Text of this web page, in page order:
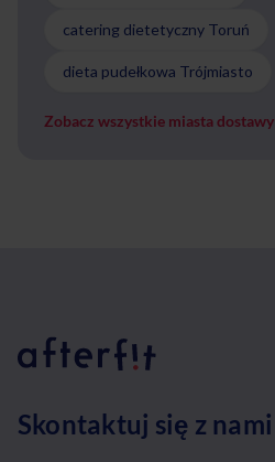
catering dietetyczny Toruń
dieta pudełkowa Trójmiasto
Zobacz wszystkie miasta dostawy
Skontaktuj się z nami